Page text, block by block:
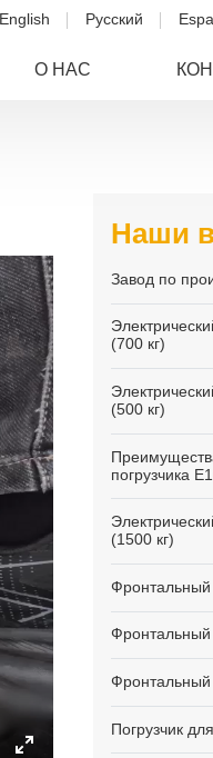
English Русский
О НАС
Наши
Завод по
(700 кг)
(500 кг)
погрузчика
(1500 кг)
Фронтальный
Фронтальный
Фронтальный
Погрузчик